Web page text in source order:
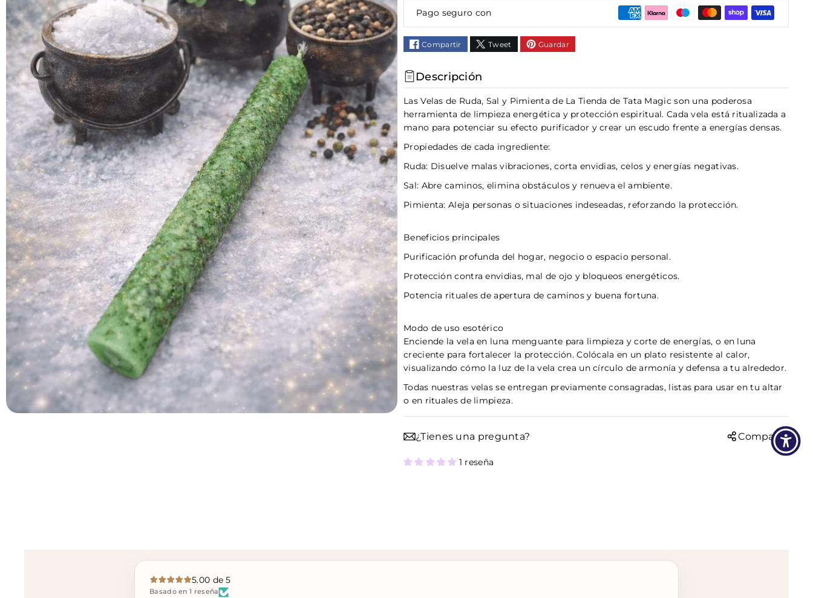
Pago seguro con
Compartir Tweet Guardar
Descripción
Las Velas de Ruda, Sal y Pimienta de La Tienda de Tata Magic son una poderosa
herramienta de limpieza energética y protección espiritual. Cada vela está ritualizada a
mano para potenciar su efecto purificador y crear un escudo frente a energías densas.
Propiedades de cada ingrediente:
Ruda: Disuelve malas vibraciones, corta envidias, celos y energías negativas.
Sal: Abre caminos, elimina obstáculos y renueva el ambiente.
Pimienta: Aleja personas o situaciones indeseadas, reforzando la protección.
Beneficios principales
Purificación profunda del hogar, negocio o espacio personal.
Protección contra envidias, mal de ojo y bloqueos energéticos.
Potencia rituales de apertura de caminos y buena fortuna.
Modo de uso esotérico
Enciende la vela en luna menguante para limpieza y corte de energías, o en luna
creciente para fortalecer la protección. Colócala en un plato resistente al calor,
visualizando cómo la luz de la vela crea un círculo de armonía y defensa a tu alrededor.
Todas nuestras velas se entregan previamente consagradas, listas para usar en tu altar
o en rituales de limpieza.
¿Tienes una pregunta? Compartir
1 reseña
5.00 de 5
Basado en 1 reseña